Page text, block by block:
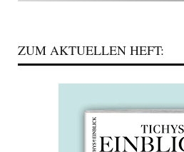
ZUM AKTUELLEN HEFT: